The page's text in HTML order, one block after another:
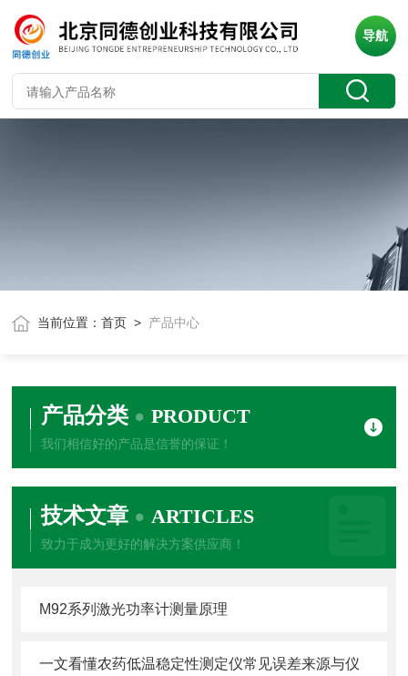
导航
当前位置：首页 > 产品中心
产品分类 PRODUCT
我们相信好的产品是信誉的保证！
技术文章 ARTICLES
致力于成为更好的解决方案供应商！
M92系列激光功率计测量原理
一文看懂农药低温稳定性测定仪常见误差来源与仪